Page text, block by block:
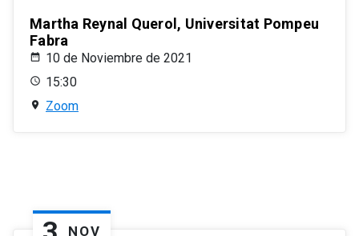
Martha Reynal Querol, Universitat Pompeu
Fabra
10 de Noviembre de 2021
15:30
Zoom
NOV